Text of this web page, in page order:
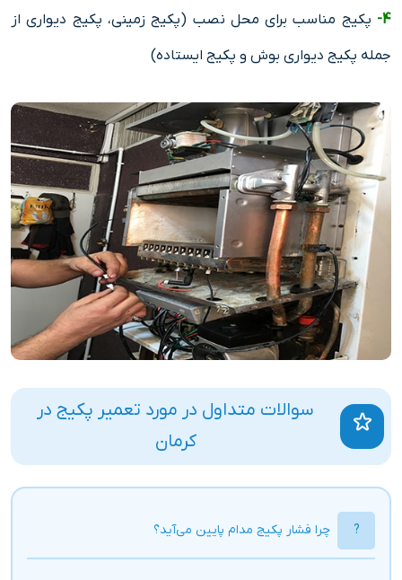
4-
پکیج مناسب برای محل نصب (پکیج زمینی، پکیج دیواری از
جمله پکیج دیواری بوش و پکیج ایستاده)
سوالات متداول در مورد تعمیر پکیج در
کرمان
چرا فشار پکیج مدام پایین می‌آید؟